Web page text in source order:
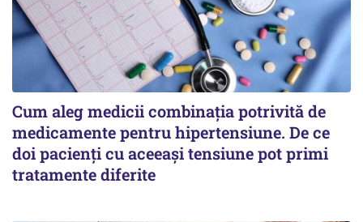
Cum aleg medicii combinația potrivită de
medicamente pentru hipertensiune. De ce
doi pacienți cu aceeași tensiune pot primi
tratamente diferite